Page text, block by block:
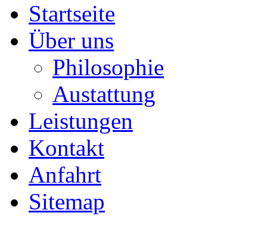
Startseite
Über uns
Philosophie
Austattung
Leistungen
Kontakt
Anfahrt
Sitemap